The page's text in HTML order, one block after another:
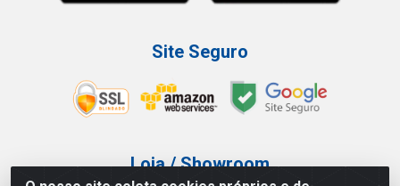
Site Seguro
Loja / Showroom